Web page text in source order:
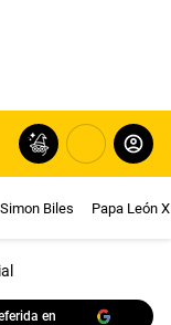
Simon Biles Papa León
en